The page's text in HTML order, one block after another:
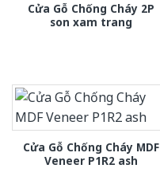
Cửa Gỗ Chống Cháy 2P
son xam trang
Cửa Gỗ Chống Cháy MDF
Veneer P1R2 ash